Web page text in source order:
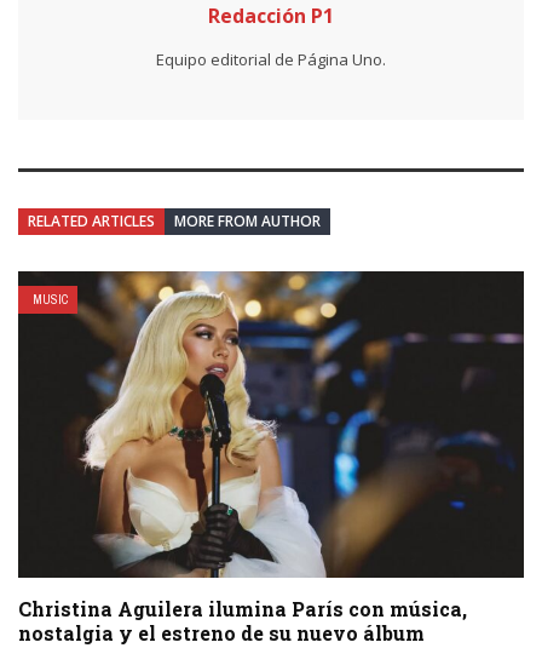
Redacción P1
Equipo editorial de Página Uno.
RELATED ARTICLES MORE FROM AUTHOR
MUSIC
Christina Aguilera ilumina París con música,
nostalgia y el estreno de su nuevo álbum